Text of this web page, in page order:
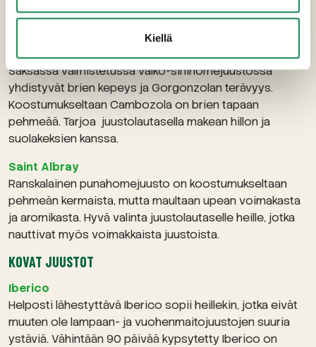
Kiellä
puolikovaa sinihomejuustoa on kypsytetty vähintään 28
Cambozola Classic
Saksassa valmistetussa valko-sinihomejuustossa
yhdistyvät brien kepeys ja Gorgonzolan terävyys.
Koostumukseltaan Cambozola on brien tapaan
pehmeää. Tarjoa juustolautasella makean hillon ja
suolakeksien kanssa.
Saint Albray
Ranskalainen punahomejuusto on koostumukseltaan
pehmeän kermaista, mutta maultaan upean voimakasta
ja aromikasta. Hyvä valinta juustolautaselle heille, jotka
nauttivat myös voimakkaista juustoista.
KOVAT JUUSTOT
Iberico
Helposti lähestyttävä Iberico sopii heillekin, jotka eivät
muuten ole lampaan- ja vuohenmaitojuustojen suuria
ystäviä. Vähintään 90 päivää kypsytetty Iberico on